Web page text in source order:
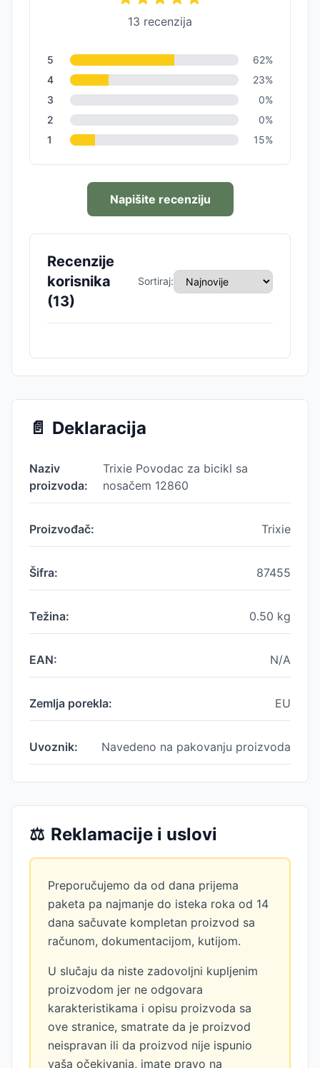
13 recenzija
5 62%
4
23%
3
0%
2
0%
1
15%
Napišite recenziju
Recenzije
korisnika
(13)
Sortiraj:
📄 Deklaracija
Naziv
proizvoda:
Trixie Povodac za bicikl sa
nosačem 12860
Proizvođač: Trixie
Šifra: 87455
Težina: 0.50 kg
EAN: N/A
Zemlja porekla: EU
Uvoznik: Navedeno na pakovanju proizvoda
⚖️ Reklamacije i uslovi
Preporučujemo da od dana prijema
paketa pa najmanje do isteka roka od 14
dana sačuvate kompletan proizvod sa
računom, dokumentacijom, kutijom.
U slučaju da niste zadovoljni kupljenim
proizvodom jer ne odgovara
karakteristikama i opisu proizvoda sa
ove stranice, smatrate da je proizvod
neispravan ili da proizvod nije ispunio
vaša očekivanja, imate pravo na